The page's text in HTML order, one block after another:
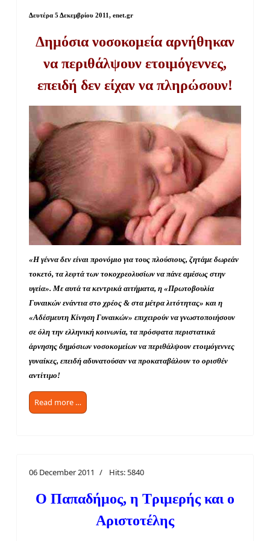
Δευτέρα 5 Δεκεμβρίου 2011 , enet.gr
Δημόσια νοσοκομεία αρνήθηκαν
να περιθάλψουν ετοιμόγεννες,
επειδή δεν είχαν να πληρώσουν!
«Η γέννα δεν είναι προνόμιο για τους πλούσιους, ζητάμε δωρεάν
τοκετό, τα λεφτά των τοκοχρεολυσίων να πάνε αμέσως στην
υγεία». Με αυτά τα κεντρικά αιτήματα, η «Πρωτοβουλία
Γυναικών ενάντια στο χρέος & στα μέτρα λιτότητας» και η
«Αδέσμευτη Κίνηση Γυναικών» επιχειρούν να γνωστοποιήσουν
σε όλη την ελληνική κοινωνία, τα πρόσφατα περιστατικά
άρνησης δημόσιων νοσοκομείων να περιθάλψουν ετοιμόγεννες
γυναίκες, επειδή αδυνατούσαν να προκαταβάλουν το ορισθέν
αντίτιμο!
Read more …
06 December 2011 Hits: 5840
Ο Παπαδήμος, η Τριμερής και ο
Αριστοτέλης